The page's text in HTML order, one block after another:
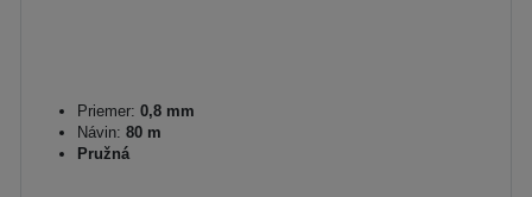
Priemer: 0,8 mm
Návin: 80 m
Pružná